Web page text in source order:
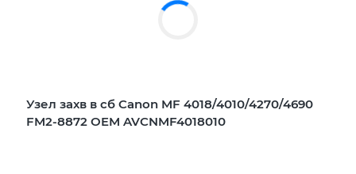
Узел захв в сб Canon MF 4018/4010/4270/4690
FM2-8872 OEM AVCNMF4018010